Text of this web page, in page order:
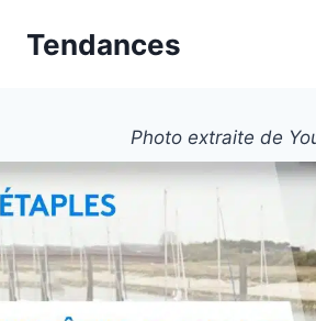
Tendances
Photo extraite de